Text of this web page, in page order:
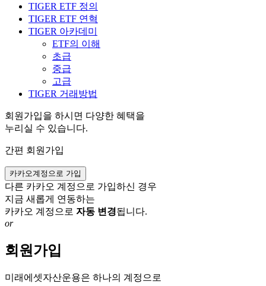
TIGER ETF 정의
TIGER ETF 연혁
TIGER 아카데미
ETF의 이해
초급
중급
고급
TIGER 거래방법
회원가입을 하시면 다양한 혜택을
누리실 수 있습니다.
간편 회원가입
카카오계정으로 가입
다른 카카오 계정으로 가입하신 경우
지금 새롭게 연동하는
카카오 계정으로 자동 변경됩니다.
or
회원가입
미래에셋자산운용은 하나의 계정으로